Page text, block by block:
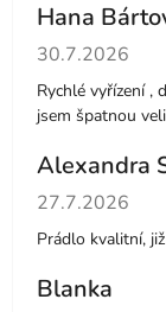
Hana
Hodnocení
30.7.2026
Rychlé vyřízení ,
jsem špatnou
Alexandra
Hodnocení
27.7.2026
Prádlo kvalitní,
Blanka